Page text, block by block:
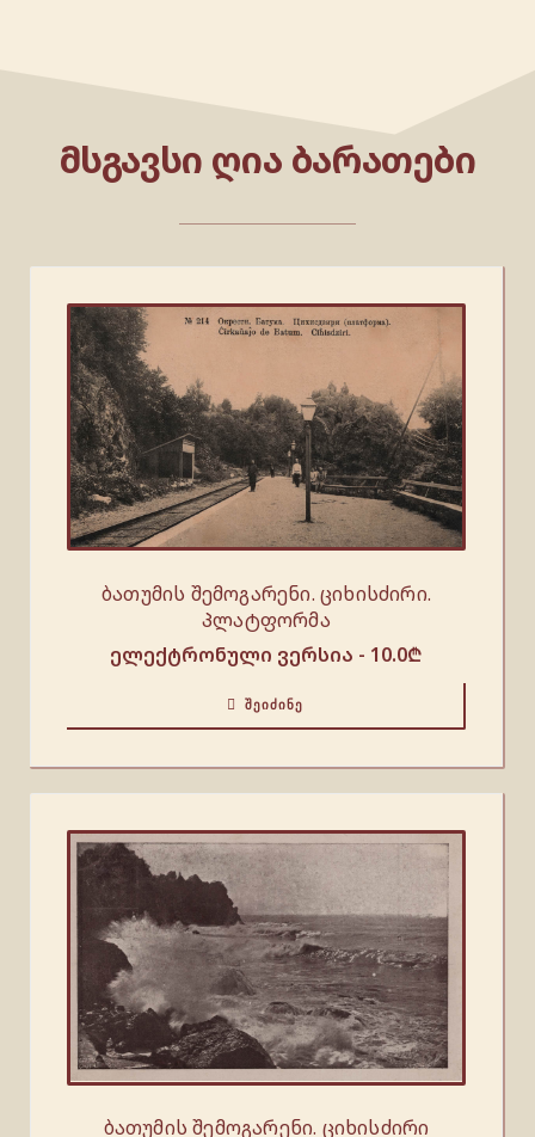
ᲛᲡᲒᲐᲕᲡᲘ ᲦᲘᲐ ᲑᲐᲠᲐᲗᲔᲑᲘ
ბათუმის შემოგარენი. ციხისძირი.
Პლატფორმა
ელექტრონული ვერსია - 10.0₾
ᲨᲔᲘᲫᲘᲜᲔ
ბათუმის შემოგარენი. ციხისძირი